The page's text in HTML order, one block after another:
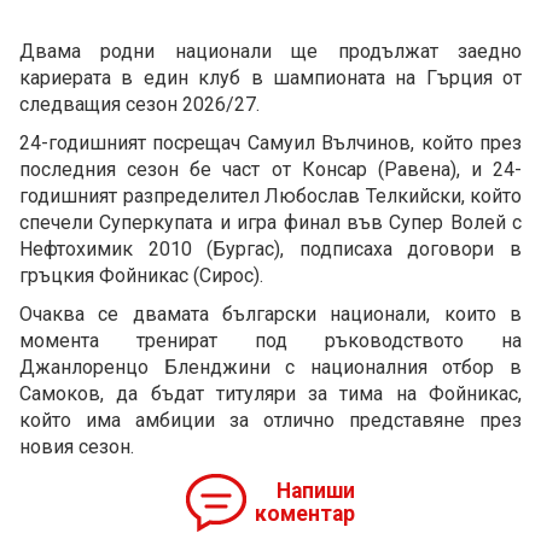
Двама родни национали ще продължат заедно
кариерата в един клуб в шампионата на Гърция от
следващия сезон 2026/27.
24-годишният посрещач Самуил Вълчинов, който през
последния сезон бе част от Консар (Равена), и 24-
годишният разпределител Любослав Телкийски, който
спечели Суперкупата и игра финал във Супер Волей с
Нефтохимик 2010 (Бургас), подписаха договори в
гръцкия Фойникас (Сирос).
Очаква се двамата български национали, които в
момента тренират под ръководството на
Джанлоренцо Бленджини с националния отбор в
Самоков, да бъдат титуляри за тима на Фойникас,
който има амбиции за отлично представяне през
новия сезон.
Напиши
коментар